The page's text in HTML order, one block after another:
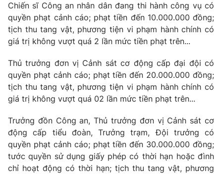
Chiến sĩ Công an nhân dân đang thi hành công vụ có
quyền phạt cảnh cáo; phạt tiền đến 10.000.000 đồng;
tịch thu tang vật, phương tiện vi phạm hành chính có
giá trị không vượt quá 2 lần mức tiền phạt trên...
Thủ trưởng đơn vị Cảnh sát cơ động cấp đại đội có
quyền phạt cảnh cáo; phạt tiền đến 20.000.000 đồng;
tịch thu tang vật, phương tiện vi phạm hành chính có
giá trị không vượt quá 02 lần mức tiền phạt trên...
Trưởng đồn Công an, Thủ trưởng đơn vị Cảnh sát cơ
động cấp tiểu đoàn, Trưởng trạm, Đội trưởng có
quyền phạt cảnh cáo; phạt tiền đến 30.000.000 đồng;
tước quyền sử dụng giấy phép có thời hạn hoặc đình
chỉ hoạt động có thời hạn; tịch thu tang vật, phương